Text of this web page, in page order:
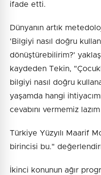
ifade etti.
Dünyanın artık
'Bilgiyi nasıl doğru
dönüştürebilirim?'
kaydeden Tekin,
bilgiyi nasıl doğru
yaşamda hangi
cevabını vermemiz
Türkiye Yüzyılı Maarif
birincisi bu."
İkinci konunun ağır